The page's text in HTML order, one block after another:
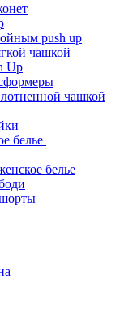
push up
чашкой
Up
чашкой
белье
белье